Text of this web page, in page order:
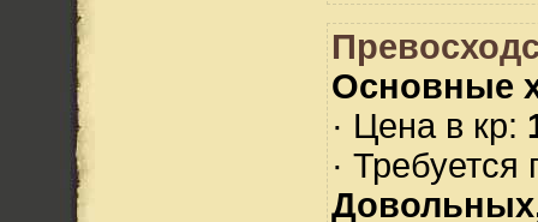
Основные
· Цена в кр:
·